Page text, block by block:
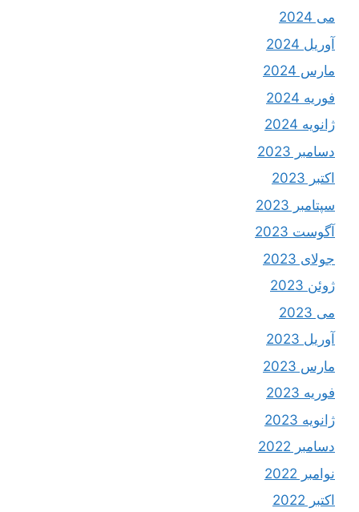
می 2024
آوریل 2024
مارس 2024
فوریه 2024
ژانویه 2024
دسامبر 2023
اکتبر 2023
سپتامبر 2023
آگوست 2023
جولای 2023
ژوئن 2023
می 2023
آوریل 2023
مارس 2023
فوریه 2023
ژانویه 2023
دسامبر 2022
نوامبر 2022
اکتبر 2022